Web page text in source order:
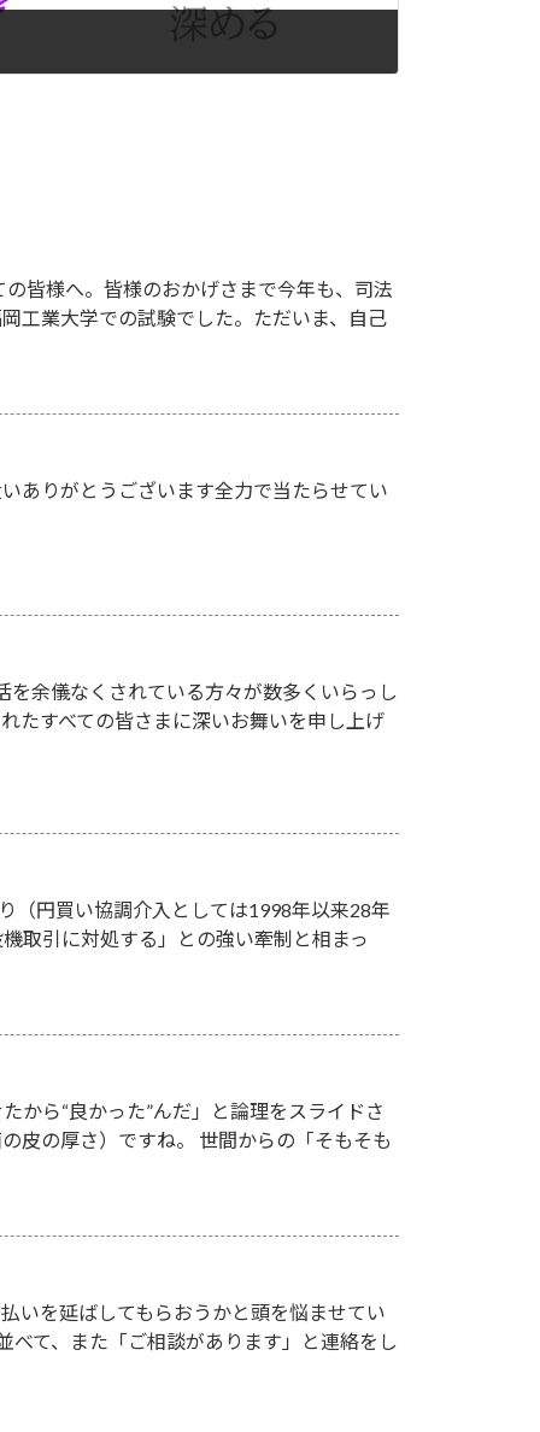
皆様へ。皆様のおかげさまで今年も、司法
工業大学での試験でした。ただいま、自己
ありがとうございます全力で当たらせてい
余儀なくされている方々が数多くいらっし
たすべての皆さまに深いお舞いを申し上げ
（円買い協調介入としては1998年以来28年
取引に対処する」との強い牽制と相まっ
から“良かった”んだ」と論理をスライドさ
皮の厚さ）ですね。 世間からの「そもそも
いを延ばしてもらおうかと頭を悩ませてい
て、また「ご相談があります」と連絡をし